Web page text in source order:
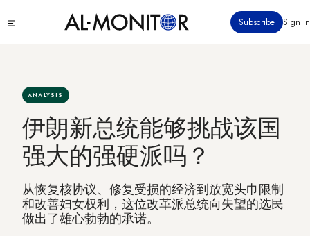
转
Subscribe Sign in
ANALYSIS
伊朗新总统能够挑战该国
强大的强硬派吗？
从恢复核协议、修复受损的经济到放宽头巾限制
和改善妇女权利，这位改革派总统向失望的选民
做出了雄心勃勃的承诺。